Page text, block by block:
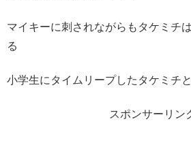
マイキーに刺されながらもタケミチ
る
小学生にタイムリープしたタケミチ
スポンサーリン